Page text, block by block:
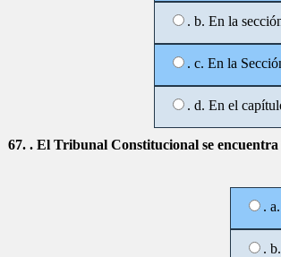
. b. En la
. c. En la
. d. En el
67. . El Tribunal Constitucional se
.
.